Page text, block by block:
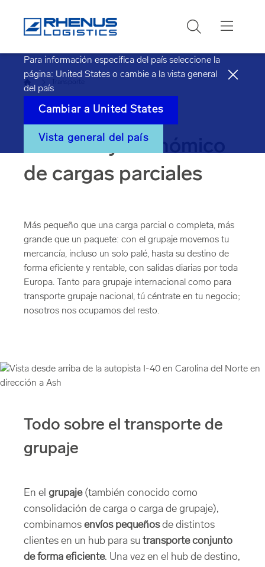
Buscar
Para información específica del país seleccione la
página: United States o cambie a la vista general
del país
Cambiar a United States
Vista general del país
Grupaje: envío
eficiente y económico
de cargas parciales
Más pequeño que una carga parcial o completa, más
grande que un paquete: con el grupaje movemos tu
mercancía, incluso un solo palé, hasta su destino de
forma eficiente y rentable, con salidas diarias por toda
Europa. Tanto para grupaje internacional como para
transporte grupaje nacional, tú céntrate en tu negocio;
nosotros nos ocupamos del resto.
Todo sobre el transporte de
grupaje
En el grupaje(también conocido como
consolidación de carga o carga de grupaje),
combinamos envíos pequeñosde distintos
clientes en un hub para su transporte conjunto
de forma eficiente. Una vez en el hub de destino,